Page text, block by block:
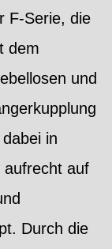
F-Serie, die
dem
und
in
aufrecht auf
Durch die